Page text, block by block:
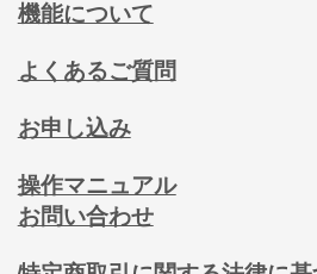
機能について
よくあるご質問
お申し込み
操作マニュアル
お問い合わせ